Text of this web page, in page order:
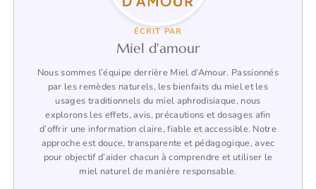
ÉCRIT PAR
Miel d'amour
Nous sommes l’équipe derrière Miel d’Amour. Passionnés
par les remèdes naturels, les bienfaits du miel et les
usages traditionnels du miel aphrodisiaque, nous
explorons les effets, avis, précautions et dosages afin
d’offrir une information claire, fiable et accessible. Notre
approche est douce, transparente et pédagogique, avec
pour objectif d’aider chacun à comprendre et utiliser le
miel naturel de manière responsable.